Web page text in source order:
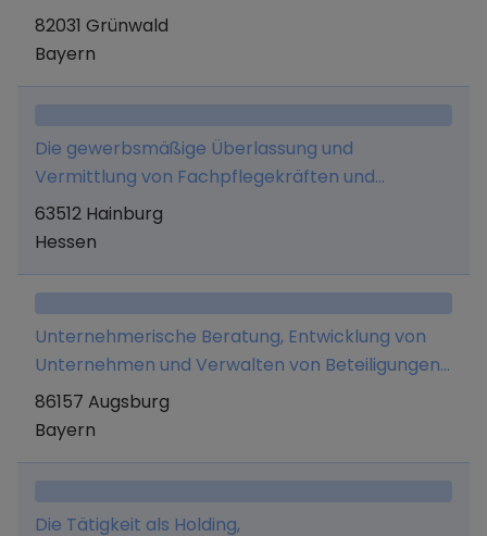
eigenen Namen und auf eigene Rechnung und
nicht als Dienstleistung für Dritte.
82031 Grünwald
Bayern
Die gewerbsmäßige Überlassung und
Vermittlung von Fachpflegekräften und
medizinischen Personal sowie alle damit
verbundenen Tätigkeiten.
63512 Hainburg
Hessen
Unternehmerische Beratung, Entwicklung von
Unternehmen und Verwalten von Beteiligungen
und Vermögen sowie diesbezügliche
Dienstleistungen einschließlich der Übernahme
86157 Augsburg
Bayern
Die Tätigkeit als Holding,